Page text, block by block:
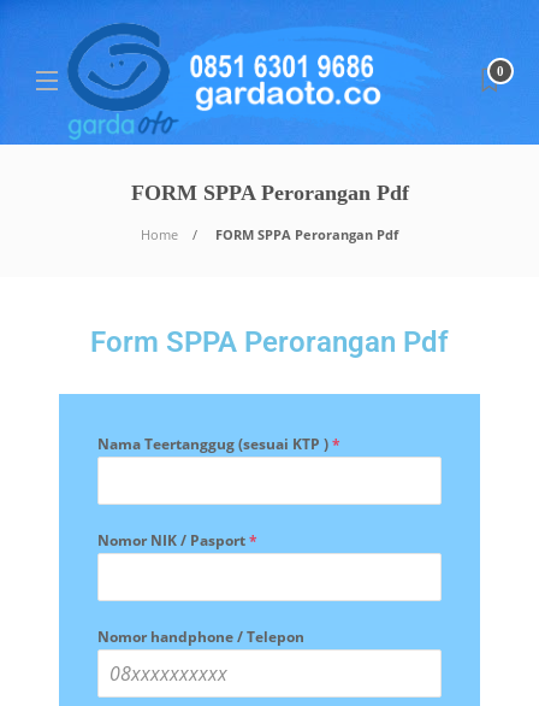
0
FORM SPPA Perorangan Pdf
Home FORM SPPA Perorangan Pdf
Form SPPA Perorangan Pdf
Nama Teertanggug (sesuai KTP )*
Nomor NIK / Pasport*
Nomor handphone / Telepon